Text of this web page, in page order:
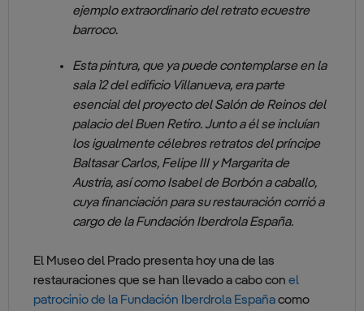
ejemplo extraordinario del retrato ecuestre
barroco.
Esta pintura, que ya puede contemplarse en la
sala 12 del edificio Villanueva, era parte
esencial del proyecto del Salón de Reinos del
palacio del Buen Retiro. Junto a él se incluían
los igualmente célebres retratos del príncipe
Baltasar Carlos, Felipe III y Margarita de
Austria, así como Isabel de Borbón a caballo,
cuya financiación para su restauración corrió a
cargo de la Fundación Iberdrola España.
El Museo del Prado presenta hoy una de las
restauraciones que se han llevado a cabo con el
patrocinio de la Fundación Iberdrola Españacomo